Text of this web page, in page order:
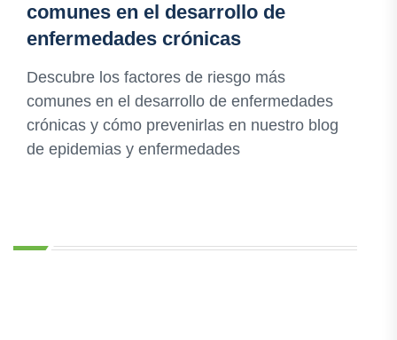
comunes en el desarrollo de
enfermedades crónicas
Descubre los factores de riesgo más
comunes en el desarrollo de enfermedades
crónicas y cómo prevenirlas en nuestro blog
de epidemias y enfermedades